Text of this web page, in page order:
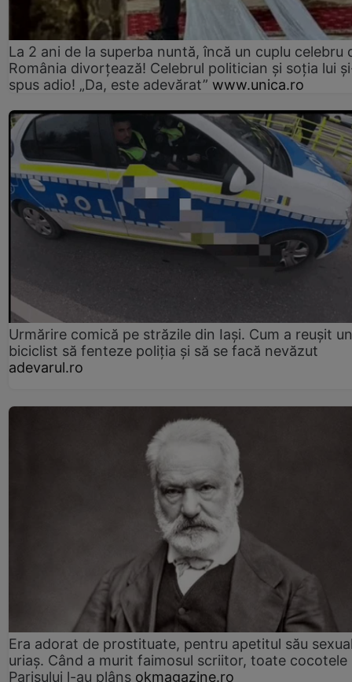
La 2 ani de la superba nuntă, încă un cuplu celebru
România divorțează! Celebrul politician și soția lui
spus adio! „Da, este adevărat” www.unica.ro
Urmărire comică pe străzile din Iași. Cum a reușit un
biciclist să fenteze poliția și să se facă nevăzut
adevarul.ro
Era adorat de prostituate, pentru apetitul său
uriaș. Când a murit faimosul scriitor, toate cocotele
Parisului l-au plâns okmagazine.ro